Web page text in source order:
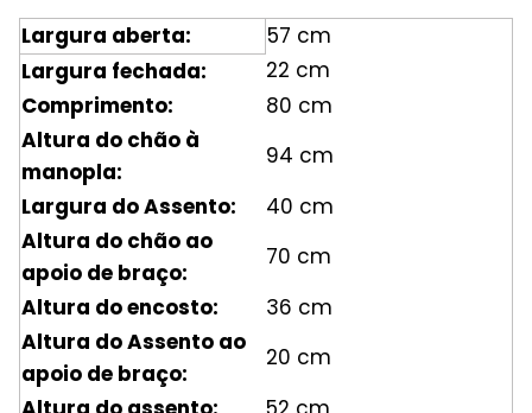
Largura aberta:
57 cm
Largura fechada:
22 cm
Comprimento:
80 cm
Altura do chão à
manopla:
94 cm
Largura do Assento:
40 cm
Altura do chão ao
apoio de braço:
70 cm
Altura do encosto:
36 cm
Altura do Assento ao
apoio de braço:
20 cm